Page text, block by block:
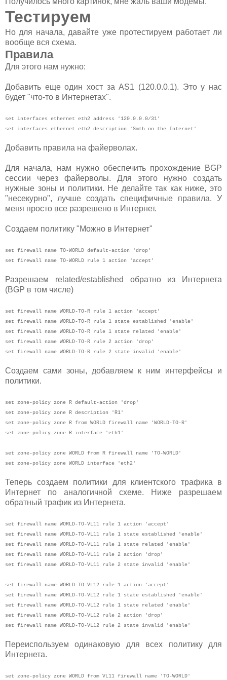
Тестируем
Но для начала, давайте уже протестируем работает ли
вообще вся схема.
Правила
Для этого нам нужно:
Добавить еще один хост за AS1 (120.0.0.1). Это у нас
будет "что-то в Интернетах".
set interfaces ethernet eth2 address '120.0.0.0/31'
set interfaces ethernet eth2 description 'Smth on the Internet'
Добавить правила на файерволах.
Для начала, нам нужно обeспечить прохождение BGP
сессии через файерволы. Для этого нужно создать
нужные зоны и политики. Не делайте так как ниже, это
"несекурно", лучше создать специфичные правила. У
меня просто все разрешено в Интернет.
Создаем политику "Можно в Интернет"
set firewall name TO-WORLD default-action 'drop'
set firewall name TO-WORLD rule 1 action 'accept'
Разрешаем related/established обратно из Интернета
(BGP в том числе)
set firewall name WORLD-TO-R rule 1 action 'accept'
set firewall name WORLD-TO-R rule 1 state established 'enable'
set firewall name WORLD-TO-R rule 1 state related 'enable'
set firewall name WORLD-TO-R rule 2 action 'drop'
set firewall name WORLD-TO-R rule 2 state invalid 'enable'
Создаем сами зоны, добавляем к ним интерфейсы и
политики.
set zone-policy zone R default-action 'drop'
set zone-policy zone R description 'R1'
set zone-policy zone R from WORLD firewall name 'WORLD-TO-R'
set zone-policy zone R interface 'eth1'
set zone-policy zone WORLD from R firewall name 'TO-WORLD'
set zone-policy zone WORLD interface 'eth2'
Теперь создаем политики для клиентского трафика в
Интернет по аналогичной схеме. Ниже разрешаем
обратный трафик из Интернета.
set firewall name WORLD-TO-VL11 rule 1 action 'accept'
set firewall name WORLD-TO-VL11 rule 1 state established 'enable'
set firewall name WORLD-TO-VL11 rule 1 state related 'enable'
set firewall name WORLD-TO-VL11 rule 2 action 'drop'
set firewall name WORLD-TO-VL11 rule 2 state invalid 'enable'
set firewall name WORLD-TO-VL12 rule 1 action 'accept'
set firewall name WORLD-TO-VL12 rule 1 state established 'enable'
set firewall name WORLD-TO-VL12 rule 1 state related 'enable'
set firewall name WORLD-TO-VL12 rule 2 action 'drop'
set firewall name WORLD-TO-VL12 rule 2 state invalid 'enable'
Переиспользуем одинаковую для всех политику для
Интернета.
set zone-policy zone WORLD from VL11 firewall name 'TO-WORLD'